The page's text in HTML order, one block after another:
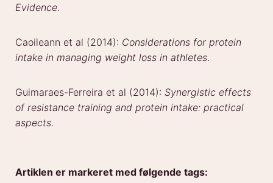
Evidence.
Caoileann et al (2014): Considerations for protein
intake in managing weight loss in athletes.
Guimaraes-Ferreira et al (2014): Synergistic effects
of resistance training and protein intake: practical
aspects.
Artiklen er markeret med følgende tags: